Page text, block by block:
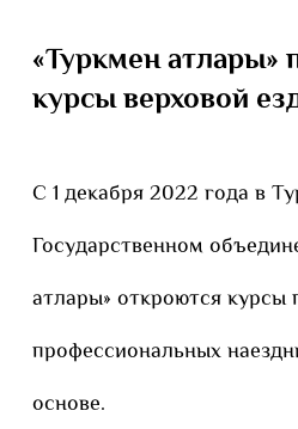
«Туркмен атлары»
курсы верховой
С 1 декабря 2022 года в
Государственном
атлары» откроются курсы
профессиональных
основе.